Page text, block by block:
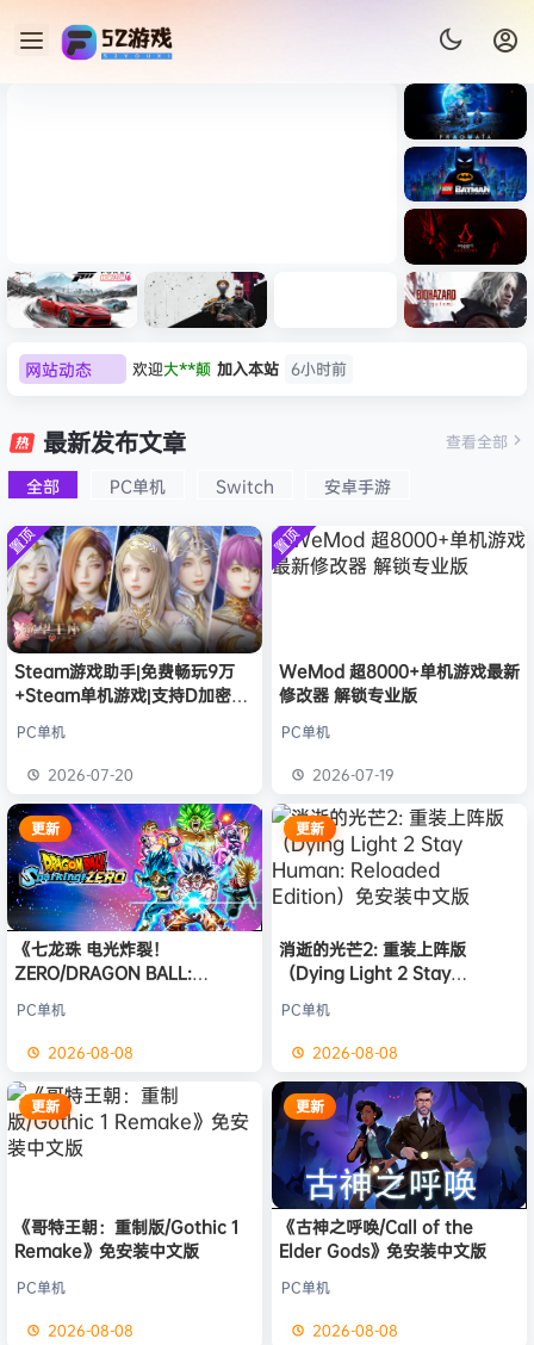
+修改器打包下载 解压即玩
《识质存
在/PRAG
MATA》
免安装中
文版
《乐高蝙
蝠侠：黑
暗骑士之
Dark
Creed
拟机
速：地平
线
6（Forza
Horizon
6）免安装
中文版
心/Atomi
c
Heart》
文版
n Desert
HYPERVI
SOR）免
安装中文
版
9：安魂
Requiem
）免安装
中文版
网站动态 欢迎大**颠 加入本站 6小时前
欢迎 D****Z
欢迎有*酱
e******i
签到获取 点积分 8月7日
欢迎e******i 加入本站 8月6日
普洱 签到获取 39 点积分
8月6日
欢迎普洱 加入本站
欢迎0**3 加入本站
欢迎c***s 加入本站
8月6日
欢迎V****y 加入本站 8月6日
8月6日
64 点积分 6小时前
最新发布文章
全部 PC单机 Switch 安卓手游
查看全部
置顶
Steam游戏助手|免费畅玩9万
+Steam单机游戏|支持D加密以
PC单机
2026-07-20
置顶
WeMod 超8000+单机游戏最新
修改器 解锁专业版
PC单机
2026-07-19
更新
《七龙珠 电光炸裂！
ZERO/DRAGON BALL:
版
PC单机
2026-08-08
更新
消逝的光芒2: 重装上阵版
（Dying Light 2 Stay
免安装中文版
PC单机
2026-08-08
更新
《哥特王朝：重制版/Gothic 1
Remake》免安装中文版
PC单机
2026-08-08
更新
《古神之呼唤/Call of the
Elder Gods》免安装中文版
PC单机
2026-08-08